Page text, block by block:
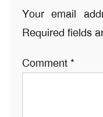
Your email
Required fields
Comment *